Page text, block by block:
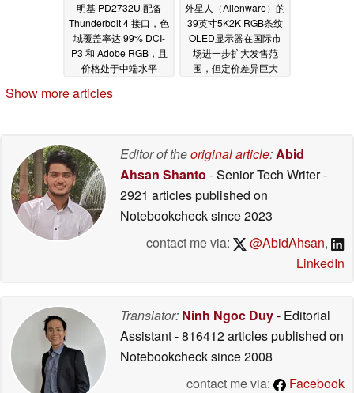
明基 PD2732U 配备
Thunderbolt 4 接口，色
域覆盖率达 99% DCI-
P3 和 Adobe RGB，且
价格处于中端水平
外星人（Alienware）的
39英寸5K2K RGB条纹
OLED显示器在国际市
场进一步扩大发售范
围，但定价差异巨大
Show more articles
Editor of theoriginal article:Abid
Ahsan Shanto - Senior Tech Writer-
2921 articles published on
Notebookchecksince 2023
contact me via:
@AbidAhsan,
LinkedIn
Translator: Ninh Ngoc Duy- Editorial
Assistant- 816412 articles published on
Notebookchecksince 2008
contact me via:
Facebook